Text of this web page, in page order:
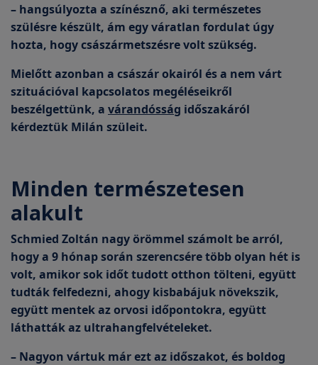
– hangsúlyozta a színésznő, aki természetes
szülésre készült, ám egy váratlan fordulat úgy
hozta, hogy császármetszésre volt szükség.
Mielőtt azonban a császár okairól és a nem várt
szituációval kapcsolatos megéléseikről
beszélgettünk, a várandósság időszakáról
kérdeztük Milán szüleit.
Minden természetesen
alakult
Schmied Zoltán nagy örömmel számolt be arról,
hogy a 9 hónap során szerencsére több olyan hét is
volt, amikor sok időt tudott otthon tölteni, együtt
tudták felfedezni, ahogy kisbabájuk növekszik,
együtt mentek az orvosi időpontokra, együtt
láthatták az ultrahangfelvételeket.
– Nagyon vártuk már ezt az időszakot, és boldog